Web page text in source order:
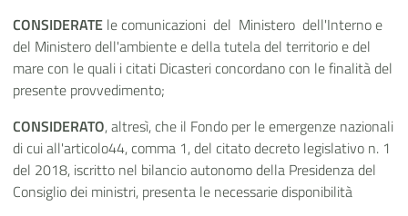
CONSIDERATE le comunicazioni del Ministero dell'Interno e
del Ministero dell'ambiente e della tutela del territorio e del
mare con le quali i citati Dicasteri concordano con le finalità del
presente provvedimento;
CONSIDERATO, altresì, che il Fondo per le emergenze nazionali
di cui all'articolo44, comma 1, del citato decreto legislativo n. 1
del 2018, iscritto nel bilancio autonomo della Presidenza del
Consiglio dei ministri, presenta le necessarie disponibilità